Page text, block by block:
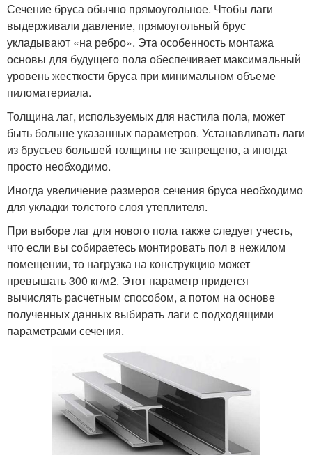
Сечение бруса обычно прямоугольное. Чтобы лаги
выдерживали давление, прямоугольный брус
укладывают «на ребро». Эта особенность монтажа
основы для будущего пола обеспечивает максимальный
уровень жесткости бруса при минимальном объеме
пиломатериала.
Толщина лаг, используемых для настила пола, может
быть больше указанных параметров. Устанавливать лаги
из брусьев большей толщины не запрещено, а иногда
просто необходимо.
Иногда увеличение размеров сечения бруса необходимо
для укладки толстого слоя утеплителя.
При выборе лаг для нового пола также следует учесть,
что если вы собираетесь монтировать пол в нежилом
помещении, то нагрузка на конструкцию может
превышать 300 кг/м2. Этот параметр придется
вычислять расчетным способом, а потом на основе
полученных данных выбирать лаги с подходящими
параметрами сечения.